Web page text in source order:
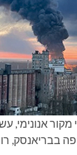
מקור אנונימי,